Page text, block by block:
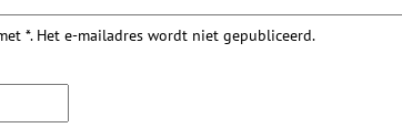
*. Het e-mailadres wordt niet gepubliceerd.